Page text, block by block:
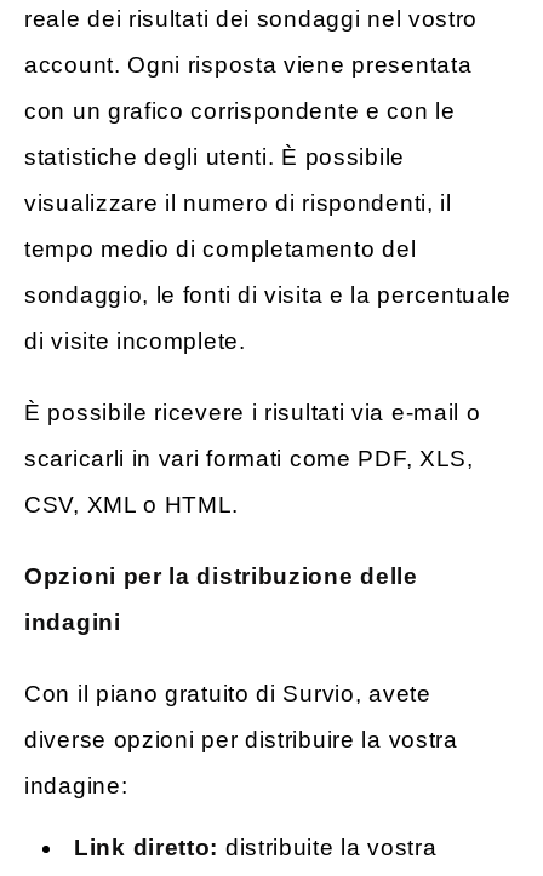
reale dei risultati dei sondaggi nel vostro
account. Ogni risposta viene presentata
con un grafico corrispondente e con le
statistiche degli utenti. È possibile
visualizzare il numero di rispondenti, il
tempo medio di completamento del
sondaggio, le fonti di visita e la percentuale
di visite incomplete.
È possibile ricevere i risultati via e-mail o
scaricarli in vari formati come PDF, XLS,
CSV, XML o HTML.
Opzioni per la distribuzione delle
indagini
Con il piano gratuito di Survio, avete
diverse opzioni per distribuire la vostra
indagine:
Link diretto: distribuite la vostra